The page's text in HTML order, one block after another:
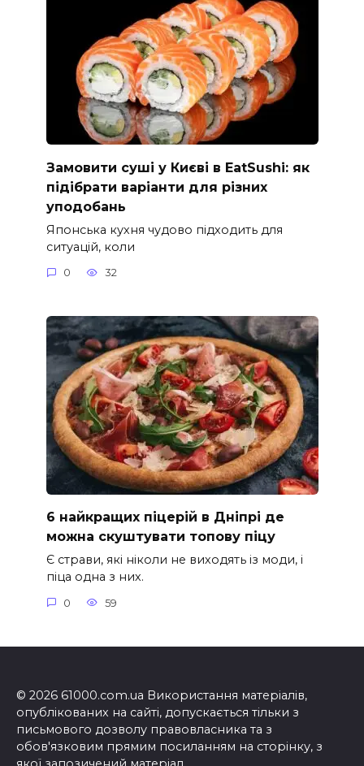
Замовити суші у Києві в EatSushi: як
підібрати варіанти для різних
уподобань
Японська кухня чудово підходить для
ситуацій, коли
0 32
6 найкращих піцерій в Дніпрі де
можна скуштувати топову піцу
Є страви, які ніколи не виходять із моди, і
піца одна з них.
0 59
© 2026 61000.com.ua Використання матеріалів,
опублікованих на сайті, допускається тільки з
письмового дозволу правовласника та з
обов'язковим прямим посиланням на сторінку, з